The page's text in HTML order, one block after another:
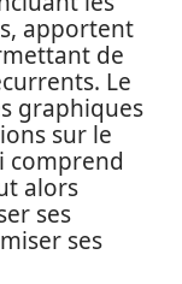
apportent
de
Le
graphiques
sur le
comprend
alors
ses
ses